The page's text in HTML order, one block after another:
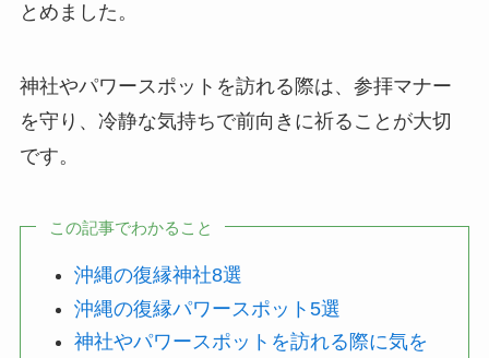
とめました。
神社やパワースポットを訪れる際は、参拝マナー
を守り、冷静な気持ちで前向きに祈ることが大切
です。
この記事でわかること
沖縄の復縁神社8選
沖縄の復縁パワースポット5選
神社やパワースポットを訪れる際に気を